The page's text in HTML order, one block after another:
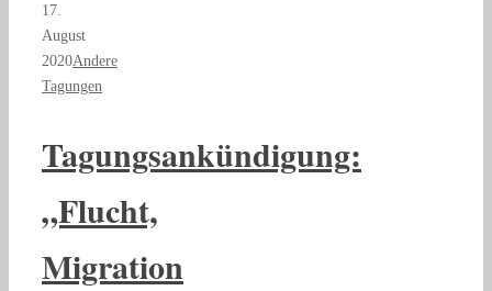
17.
August
2020Andere
Tagungen
Tagungsankündigung:
„Flucht,
Migration